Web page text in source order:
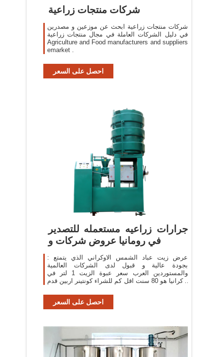
شركات منتجات زراعية
شركات منتجات زراعية ابحث عن موزعين و مصدرين
في دليل الشركات العاملة في مجال منتجات زراعية
Agriculture and Food manufacturers and suppliers
emarket .
احصل على السعر
جرارات زراعيه مستعمله للتصدير
في رومانيا عروض شركات و
: عرض زيت عباد الشمس الاوكراني الذي يتمتع
بجودة عالية و قبول لدى الشركات العالمية
والمستوردين العرب سعر عبوة الزيت 1 لتر في
اوكرانيا هو 80 سنت اقل كم للشراء كونتينر اربين قدم
احصل على السعر